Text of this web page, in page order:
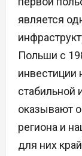
является
Польши с
инвестиции
стабильной
оказывают
региона и
для них